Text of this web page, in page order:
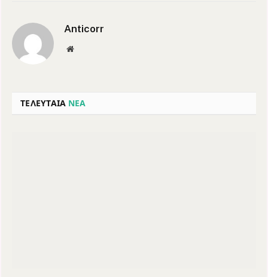
Anticorr
Website
ΤΕΛΕΥΤΑΙΑ ΝΕΑ